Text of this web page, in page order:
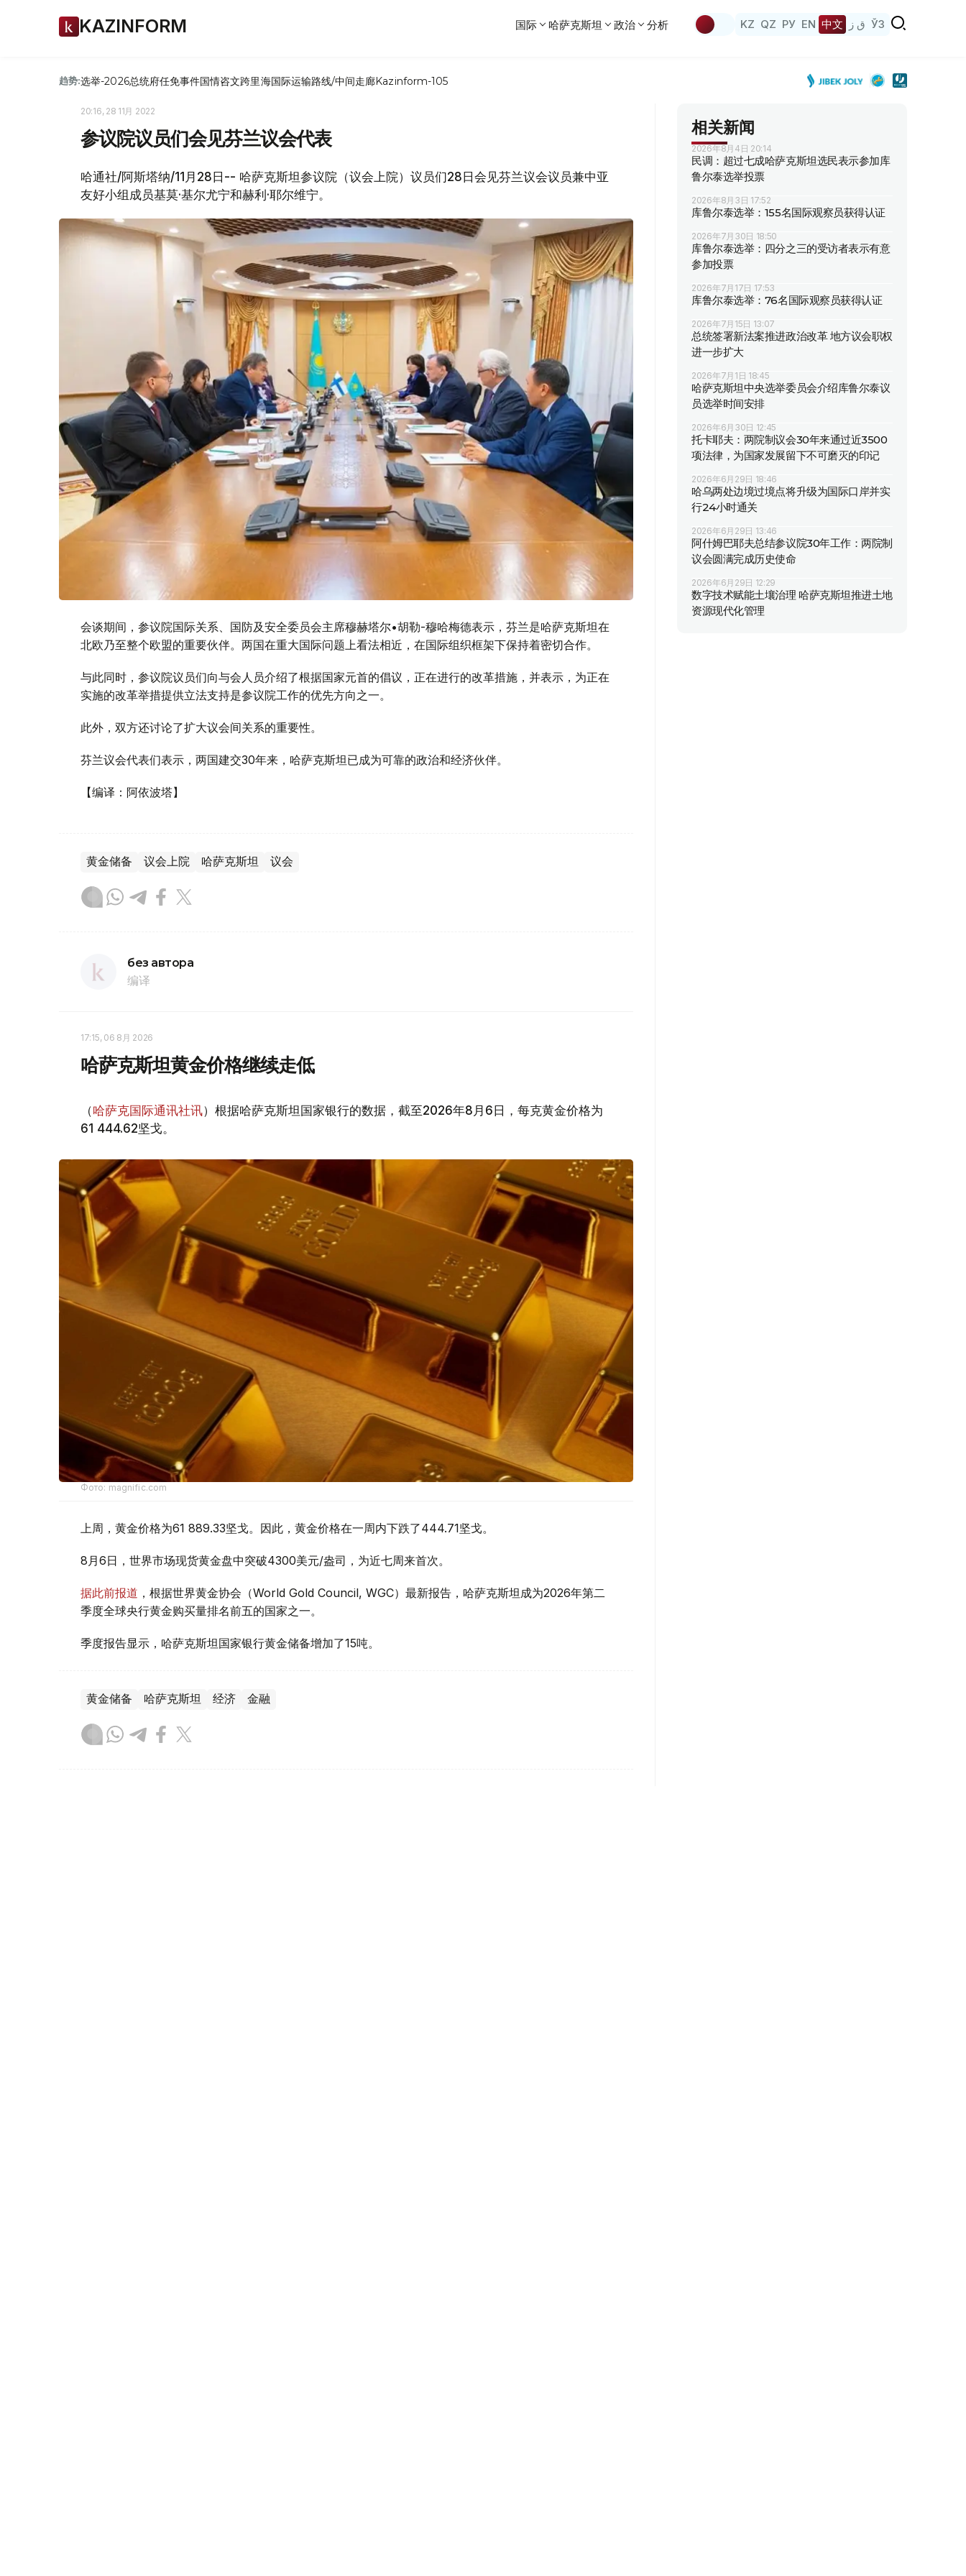
KAZINFORM 国际 哈萨克斯坦 政治 分析 KZ QZ РУ EN 中文 ق ز ЎЗ
趋势:选举-2026总统府任免事件国情咨文跨里海国际运输路线/中间走廊Kazinform-105
20:16, 28 11月 2022
参议院议员们会见芬兰议会代表
哈通社/阿斯塔纳/11月28日-- 哈萨克斯坦参议院（议会上院）议员们28日会见芬兰议会议员兼中亚
友好小组成员基莫·基尔尤宁和赫利·耶尔维宁。
会谈期间，参议院国际关系、国防及安全委员会主席穆赫塔尔•胡勒-穆哈梅德表示，芬兰是哈萨克斯坦在
北欧乃至整个欧盟的重要伙伴。两国在重大国际问题上看法相近，在国际组织框架下保持着密切合作。
与此同时，参议院议员们向与会人员介绍了根据国家元首的倡议，正在进行的改革措施，并表示，为正在
实施的改革举措提供立法支持是参议院工作的优先方向之一。
此外，双方还讨论了扩大议会间关系的重要性。
芬兰议会代表们表示，两国建交30年来，哈萨克斯坦已成为可靠的政治和经济伙伴。
【编译：阿依波塔】
黄金储备 议会上院 哈萨克斯坦 议会
без автора
编译
17:15, 06 8月 2026
哈萨克斯坦黄金价格继续走低
（哈萨克国际通讯社讯）根据哈萨克斯坦国家银行的数据，截至2026年8月6日，每克黄金价格为
61 444.62坚戈。
Фото: magnific.com
上周，黄金价格为61 889.33坚戈。因此，黄金价格在一周内下跌了444.71坚戈。
8月6日，世界市场现货黄金盘中突破4300美元/盎司，为近七周来首次。
据此前报道 ，根据世界黄金协会（World Gold Council, WGC）最新报告，哈萨克斯坦成为2026年第二
季度全球央行黄金购买量排名前五的国家之一。
季度报告显示，哈萨克斯坦国家银行黄金储备增加了15吨。
黄金储备 哈萨克斯坦 经济 金融
相关新闻
2026年8月4日 20:14
民调：超过七成哈萨克斯坦选民表示参加库
鲁尔泰选举投票
2026年8月3日 17:52
库鲁尔泰选举：155名国际观察员获得认证
2026年7月30日 18:50
库鲁尔泰选举：四分之三的受访者表示有意
参加投票
2026年7月17日 17:53
库鲁尔泰选举：76名国际观察员获得认证
2026年7月15日 13:07
总统签署新法案推进政治改革 地方议会职权
进一步扩大
2026年7月1日 18:45
哈萨克斯坦中央选举委员会介绍库鲁尔泰议
员选举时间安排
2026年6月30日 12:45
托卡耶夫：两院制议会30年来通过近3500
项法律，为国家发展留下不可磨灭的印记
2026年6月29日 18:46
哈乌两处边境过境点将升级为国际口岸并实
行24小时通关
2026年6月29日 13:46
阿什姆巴耶夫总结参议院30年工作：两院制
议会圆满完成历史使命
2026年6月29日 12:29
数字技术赋能土壤治理 哈萨克斯坦推进土地
资源现代化管理